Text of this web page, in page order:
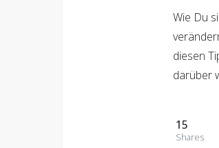
Wie Du
diesen
darüber
15
Shares